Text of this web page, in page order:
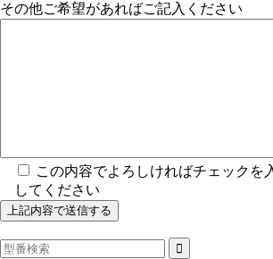
その他ご希望があればご記入ください
この内容でよろしければチェックを
してください